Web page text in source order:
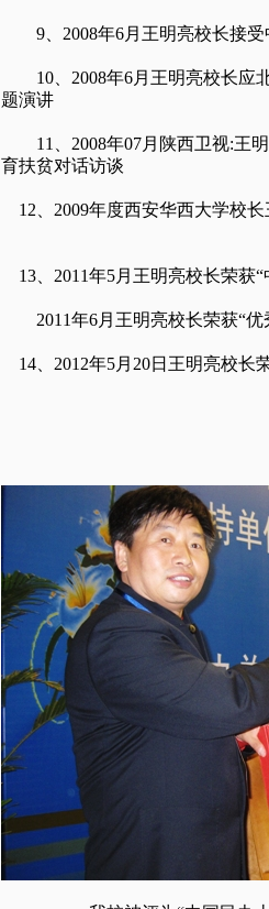
9、2008年6月王明亮校长接受
10、2008年6月王明亮校长应
题演讲
11、2008年07月陕西卫视:王明
育扶贫对话访谈
12、2009年度西安华西大学校
13、2011年5月王明亮校长荣获
2011年6月王明亮校长荣获“优
14、2012年5月20日王明亮校长